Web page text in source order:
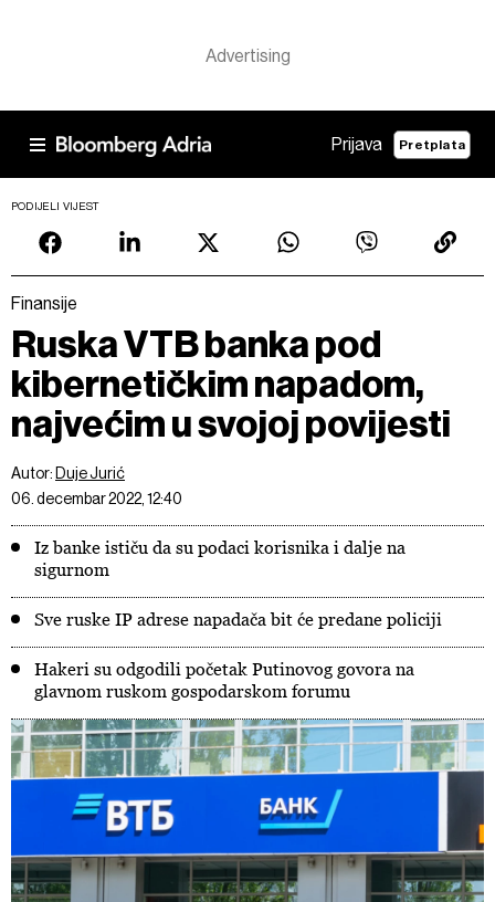
Prijava Pretplata
PODIJELI VIJEST
Finansije
Ruska VTB banka pod
kibernetičkim napadom,
najvećim u svojoj povijesti
Autor: Duje Jurić
06. decembar 2022, 12:40
Iz banke ističu da su podaci korisnika i dalje na
sigurnom
Sve ruske IP adrese napadača bit će predane policiji
Hakeri su odgodili početak Putinovog govora na
glavnom ruskom gospodarskom forumu